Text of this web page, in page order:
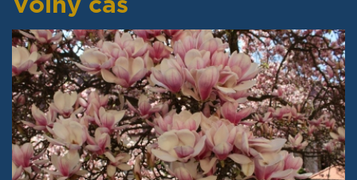
Voľný čas